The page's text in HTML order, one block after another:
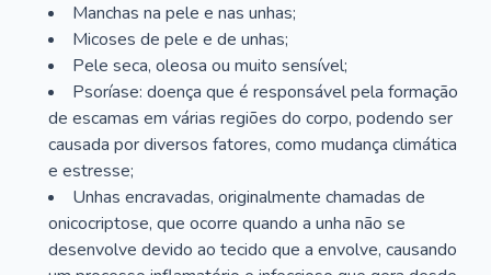
Manchas na pele e nas unhas;
Micoses de pele e de unhas;
Pele seca, oleosa ou muito sensível;
Psoríase: doença que é responsável pela formação
de escamas em várias regiões do corpo, podendo ser
causada por diversos fatores, como mudança climática
e estresse;
Unhas encravadas, originalmente chamadas de
onicocriptose, que ocorre quando a unha não se
desenvolve devido ao tecido que a envolve, causando